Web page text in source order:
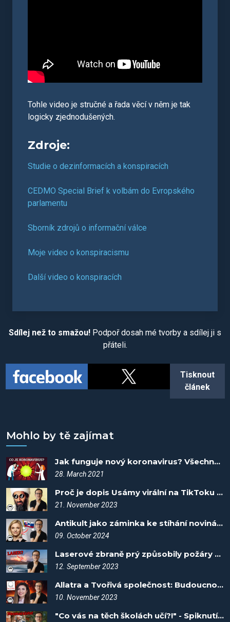
Tohle video je stručné a řada věcí v něm je tak
logicky zjednodušených.
Zdroje:
Studie o dezinformacích a konspiracích
CEDMO Special Brief k volbám do Evropského
parlamentu
Sborník zdrojů o informační válce
Moje video o konspiracismu
Další video o konspiracích
Sdílej než to smažou! Podpoř dosah mé tvorby a sdílej ji s
přáteli.
Tisknout
článek
Mohlo by tě zajímat
Jak funguje nový koronavirus? Všechno o covidu #1
28. March 2021
Proč je dopis Usámy virální na TikToku - Spiknutí #57
21. November 2023
Antikult jako záminka ke stíhání novinářů! - Spiknutí #106
09. October 2024
Laserové zbraně prý způsobily požáry na Havaji - Spiknutí #7
12. September 2023
Allatra a Tvořivá společnost: Budoucnost nebo podvod? - Spiknutí #50
10. November 2023
"Co vás na těch školách učí?!" - Spiknutí #85